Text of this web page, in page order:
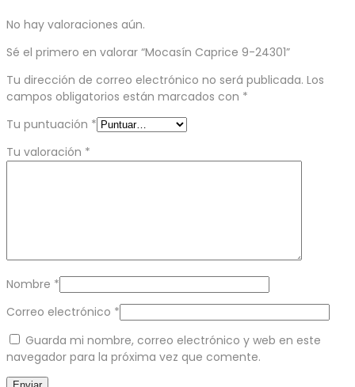
No hay valoraciones aún.
Sé el primero en valorar “Mocasín Caprice 9-24301”
Tu dirección de correo electrónico no será publicada. Los
campos obligatorios están marcados con *
Tu puntuación *
Tu valoración *
Nombre *
Correo electrónico *
Guarda mi nombre, correo electrónico y web en este
navegador para la próxima vez que comente.